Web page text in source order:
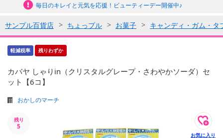
毎日のキレイと元気を応援！ビューティーデー開催中♪
サンプル百貨店 ちょっプル お菓子 キャンディ・ガム・タ
軽減税率 残りわずか
カバヤ しゃりin（クリスタルグレープ・さわやかソーダ）セ
ット【6コ】
おかしのマーチ
残り
5